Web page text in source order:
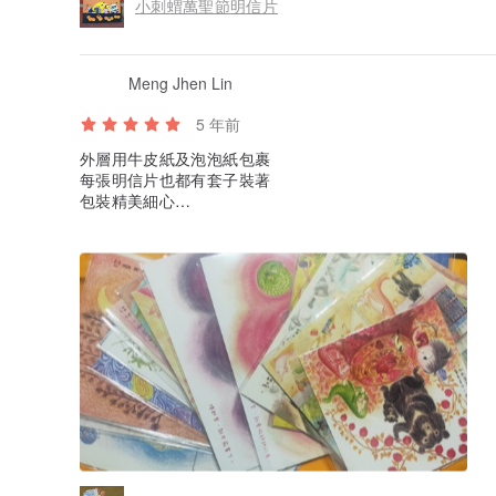
小刺蝟萬聖節明信片
Meng Jhen Lin
5 年前
外層用牛皮紙及泡泡紙包裹
每張明信片也都有套子裝著
包裝精美細心